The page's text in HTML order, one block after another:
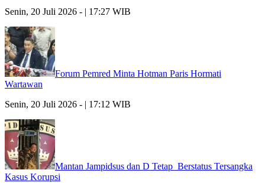
Senin, 20 Juli 2026 - | 17:27 WIB
Forum Pemred Minta Hotman Paris Hormati
Wartawan
Senin, 20 Juli 2026 - | 17:12 WIB
Mantan Jampidsus dan D Tetap Berstatus Tersangka
Kasus Korupsi